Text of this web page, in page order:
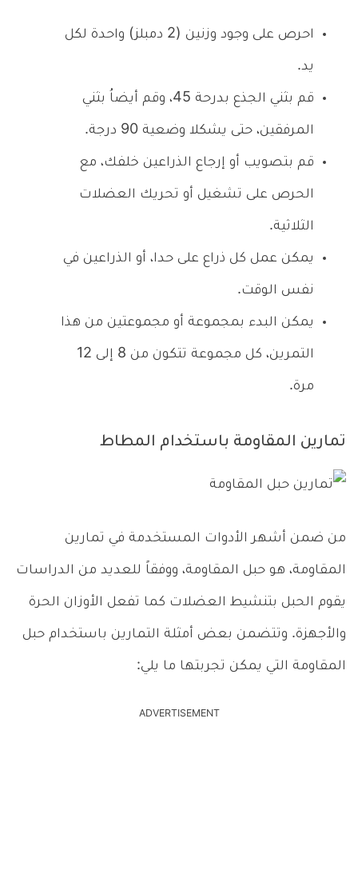
احرص على وجود وزنين (2 دمبلز) واحدة لكل
يد.
قم بثني الجذع بدرحة 45، وقم أيضاُ بثني
المرفقين، حتى يشكلا وضعية 90 درجة.
قم بتصويب أو إرجاع الذراعين خلفك، مع
الحرص على تشغيل أو تحريك العضلات
الثلاثية.
يمكن عمل كل ذراع على حدا، أو الذراعين في
نفس الوقت.
يمكن البدء بمجموعة أو مجموعتين من هذا
التمرين، كل مجموعة تتكون من 8 إلى 12
مرة.
تمارين المقاومة باستخدام المطاط
من ضمن أشهر الأدوات المستخدمة في تمارين
المقاومة، هو حبل المقاومة، ووفقاً للعديد من الدراسات
يقوم الحبل بتنشيط العضلات كما تفعل الأوزان الحرة
والأجهزة. وتتضمن بعض أمثلة التمارين باستخدام حبل
المقاومة التي يمكن تجربتها ما يلي:
ADVERTISEMENT